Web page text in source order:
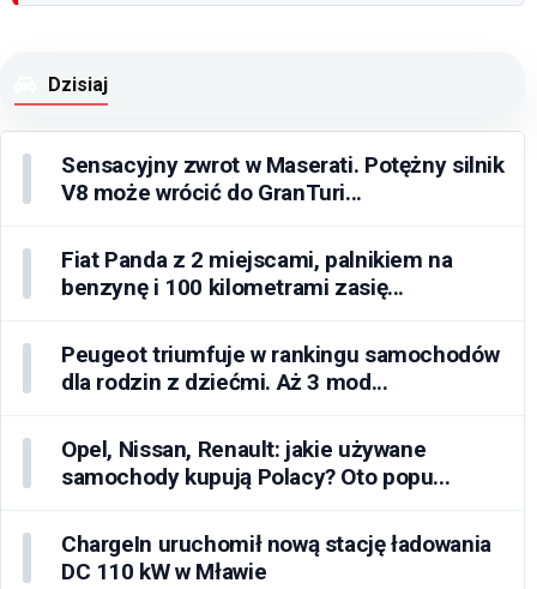
Dzisiaj
Sensacyjny zwrot w Maserati. Potężny silnik
V8 może wrócić do GranTuri...
Fiat Panda z 2 miejscami, palnikiem na
benzynę i 100 kilometrami zasię...
Peugeot triumfuje w rankingu samochodów
dla rodzin z dziećmi. Aż 3 mod...
Opel, Nissan, Renault: jakie używane
samochody kupują Polacy? Oto popu...
ChargeIn uruchomił nową stację ładowania
DC 110 kW w Mławie